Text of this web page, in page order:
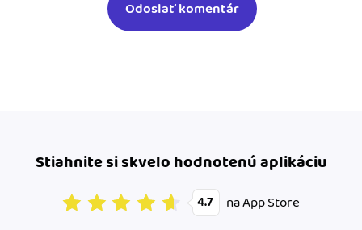
Stiahnite si skvelo hodnotenú aplikáciu
4.7 na App Store